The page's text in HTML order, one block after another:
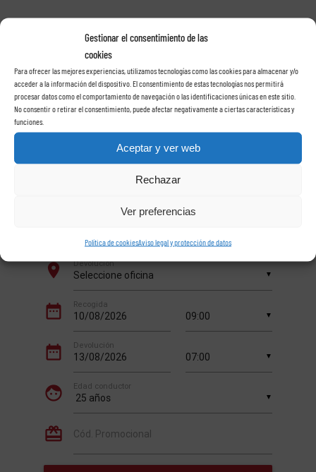
Gestionar el consentimiento de las
cookies
Para ofrecer las mejores experiencias, utilizamos tecnologías como las cookies para almacenar y/o
acceder a la información del dispositivo. El consentimiento de estas tecnologías nos permitirá
procesar datos como el comportamiento de navegación o las identificaciones únicas en este sitio.
No consentir o retirar el consentimiento, puede afectar negativamente a ciertas características y
funciones.
Aceptar y ver web
Rechazar
Ver preferencias
Política de cookiesAviso legal y protección de datos
Alquile su coche con
Rent a car Las Rosas
en Tenerife